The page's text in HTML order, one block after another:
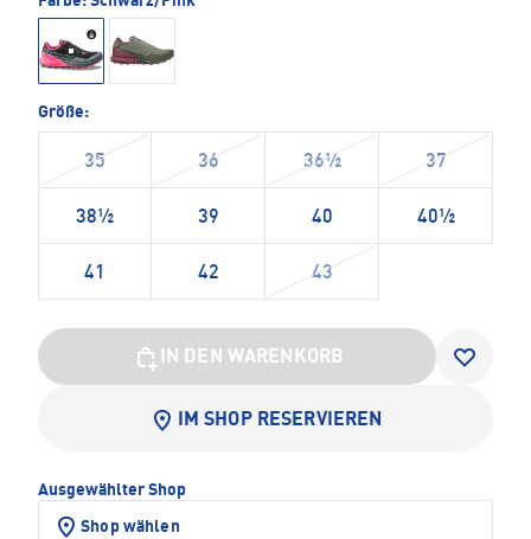
Größe:
35 36 36½ 37
38½ 39 40 40½
41 42 43
IN DEN WARENKORB
IM SHOP RESERVIEREN
Ausgewählter Shop
Shop wählen